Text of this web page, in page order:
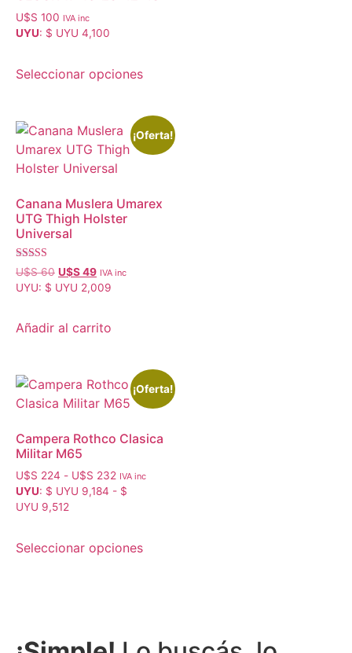
U$S 100 IVA inc
UYU: $ UYU 4,100
Seleccionar opciones
¡Oferta!
Canana Muslera Umarex
UTG Thigh Holster
Universal
Valorado con
5.00
de 5
U$S60 U$S49 IVA inc
UYU: $ UYU 2,009
Añadir al carrito
¡Oferta!
Campera Rothco Clasica
Militar M65
U$S 224 - U$S 232 IVA inc
UYU: $ UYU 9,184 - $
UYU 9,512
Seleccionar opciones